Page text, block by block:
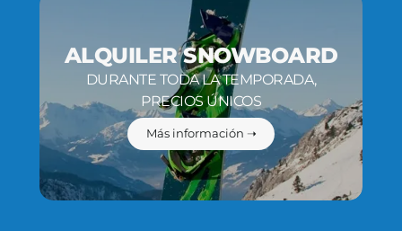
ALQUILER SNOWBOARD
DURANTE TODA LA TEMPORADA,
PRECIOS ÚNICOS
Más información ➝